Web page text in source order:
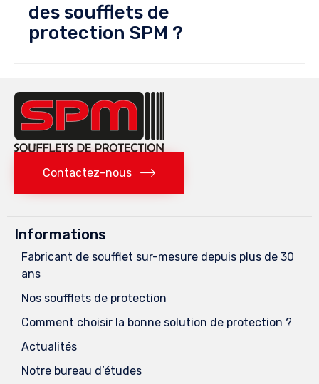
des soufflets de
protection SPM ?
Contactez-nous
Informations
Fabricant de soufflet sur-mesure depuis plus de 30
ans
Nos soufflets de protection
Comment choisir la bonne solution de protection ?
Actualités
Notre bureau d’études